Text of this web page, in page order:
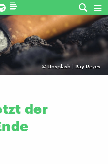
©Unsplash | Ray Reyes
der